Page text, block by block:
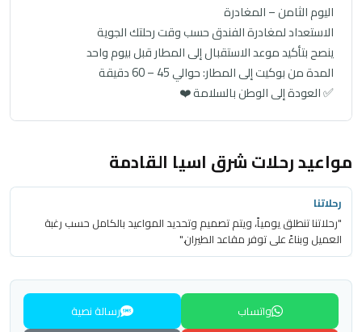
اليوم الثامن – المغادرة
الاستعداد لمغادرة الفندق حسب وقت رحلتك الجوية
ينصح بتأكيد موعد الاستقبال إلى المطار قبل بيوم واحد
المدة من بوكيت إلى المطار: حوالي 45 – 60 دقيقة
✅ العودة إلى الوطن بالسلامة ❤️
مواعيد رحلات شرق اسيا القادمة
"رحلاتنا تنطلق يومياً، ويتم تصميم وتحديد المواعيد بالكامل حسب رغبة
العميل وبناءً على توفر مقاعد الطيران."
واتساب
رسالة نصية